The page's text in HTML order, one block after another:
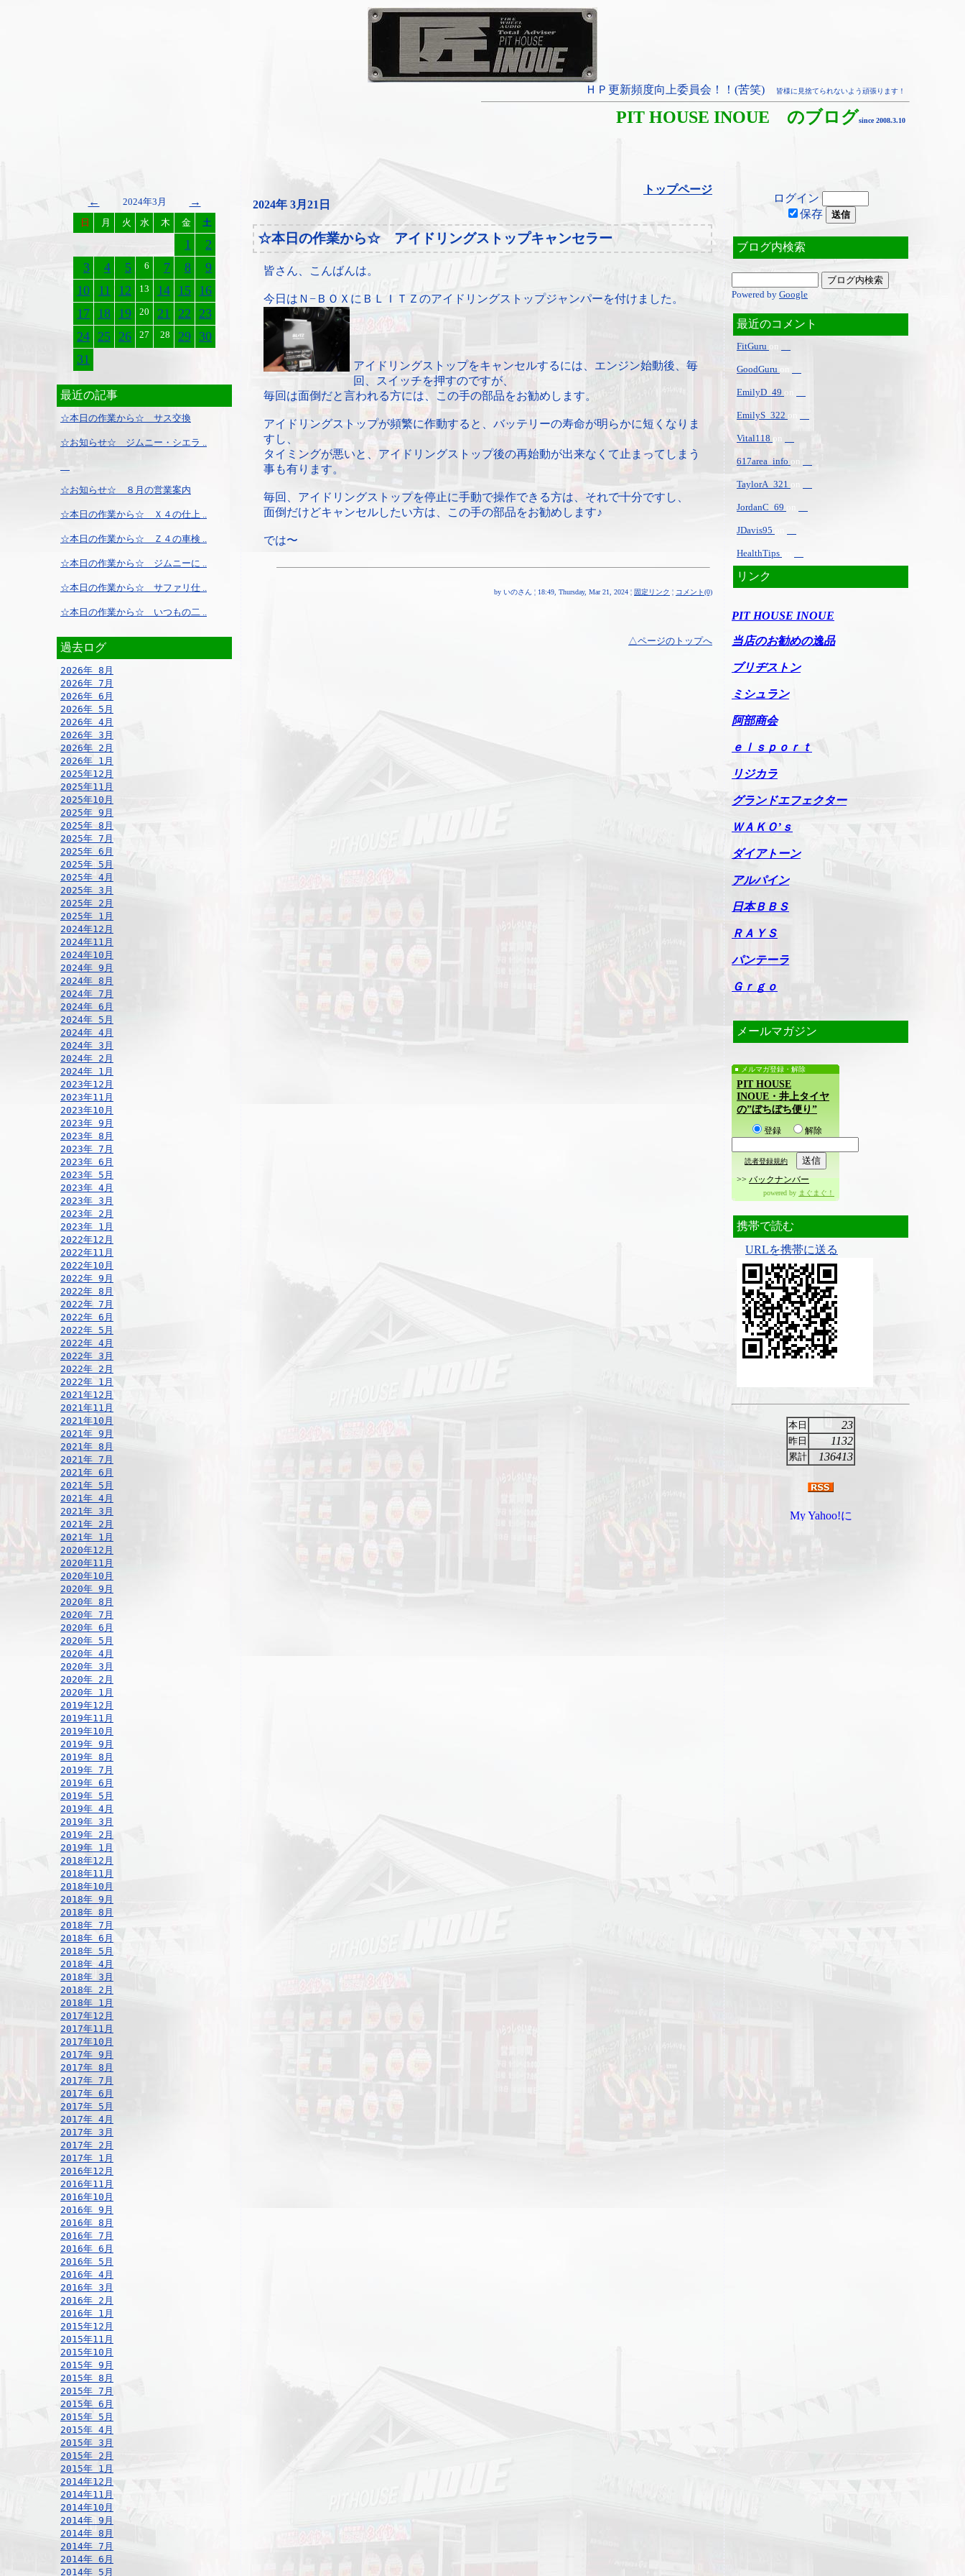
ＨＰ更新頻度向上委員会！！(苦笑) 皆様に見捨てられないよう頑張ります！
PIT HOUSE INOUE のブログsince 2008.3.10
← 2024年3月 →
日 月 火 水 木 金 土
1
2
3
4 5 6 7 8
9
10
11 12 13 14 15 16
17 18 19 20 21 22 23
24 25 26 27 28 29 30
31
最近の記事
☆本日の作業から☆ サス交換
☆お知らせ☆ ジムニー・シエラ ..
☆お知らせ☆ ８月の営業案内
☆本日の作業から☆ Ｘ４の仕上 ..
☆本日の作業から☆ Ｚ４の車検 ..
☆本日の作業から☆ ジムニーに ..
☆本日の作業から☆ サファリ仕 ..
☆本日の作業から☆ いつもの二 ..
過去ログ
2026年 8月
2026年 7月
2026年 6月
2026年 5月
2026年 4月
2026年 3月
2026年 2月
2026年 1月
2025年12月
2025年11月
2025年10月
2025年 9月
2025年 8月
2025年 7月
2025年 6月
2025年 5月
2025年 4月
2025年 3月
2025年 2月
2025年 1月
2024年12月
2024年11月
2024年10月
2024年 9月
2024年 8月
2024年 7月
2024年 6月
2024年 5月
2024年 4月
2024年 3月
2024年 2月
2024年 1月
2023年12月
2023年11月
2023年10月
2023年 9月
2023年 8月
2023年 7月
2023年 6月
2023年 5月
2023年 4月
2023年 3月
2023年 2月
2023年 1月
2022年12月
2022年11月
2022年10月
2022年 9月
2022年 8月
2022年 7月
2022年 6月
2022年 5月
2022年 4月
2022年 3月
2022年 2月
2022年 1月
2021年12月
2021年11月
2021年10月
2021年 9月
2021年 8月
2021年 7月
2021年 6月
2021年 5月
2021年 4月
2021年 3月
2021年 2月
2021年 1月
2020年12月
2020年11月
2020年10月
2020年 9月
2020年 8月
2020年 7月
2020年 6月
2020年 5月
2020年 4月
2020年 3月
2020年 2月
2020年 1月
2019年12月
2019年11月
2019年10月
2019年 9月
2019年 8月
2019年 7月
2019年 6月
2019年 5月
2019年 4月
2019年 3月
2019年 2月
2019年 1月
2018年12月
2018年11月
2018年10月
2018年 9月
2018年 8月
2018年 7月
2018年 6月
2018年 5月
2018年 4月
2018年 3月
2018年 2月
2018年 1月
2017年12月
2017年11月
2017年10月
2017年 9月
2017年 8月
2017年 7月
2017年 6月
2017年 5月
2017年 4月
2017年 3月
2017年 2月
2017年 1月
2016年12月
2016年11月
2016年10月
2016年 9月
2016年 8月
2016年 7月
2016年 6月
2016年 5月
2016年 4月
2016年 3月
2016年 2月
2016年 1月
2015年12月
2015年11月
2015年10月
2015年 9月
2015年 8月
2015年 7月
2015年 6月
2015年 5月
2015年 4月
2015年 3月
2015年 2月
2015年 1月
2014年12月
2014年11月
2014年10月
2014年 9月
2014年 8月
2014年 7月
2014年 6月
2014年 5月
トップページ
2024年 3月21日
☆本日の作業から☆ アイドリングストップキャンセラー
皆さん、こんばんは。
今日はＮ−ＢＯＸにＢＬＩＴＺのアイドリングストップジャンパーを付けました。
アイドリングストップをキャンセルするには、エンジン始動後、毎
回、スイッチを押すのですが、
毎回は面倒だと言われる方には、この手の部品をお勧めします。
アイドリングストップが頻繁に作動すると、バッテリーの寿命が明らかに短くなりま
すし、
タイミングが悪いと、アイドリングストップ後の再始動が出来なくて止まってしまう
事も有ります。
毎回、アイドリングストップを停止に手動で操作できる方は、それで十分ですし、
面倒だけどキャンセルしたい方は、この手の部品をお勧めします♪
では〜
by いのさん ¦ 18:49, Thursday, Mar 21, 2024 ¦ 固定リンク ¦ コメント(0)
△ページのトップへ
ログイン
保存
ブログ内検索
Powered by Google
最近のコメント
FitGuru on
GoodGuru on
EmilyD_49 on
EmilyS_322 on
Vital118 on
617area_info on
TaylorA_321 on
JordanC_69
JDavis95
HealthTips
リンク
PIT HOUSE INOUE
当店のお勧めの逸品
ブリヂストン
ミシュラン
阿部商会
ｅｌｓｐｏｒｔ
リジカラ
グランドエフェクター
ＷＡＫＯ’ｓ
ダイアトーン
アルパイン
日本ＢＢＳ
ＲＡＹＳ
パンテーラ
Ｇｒｇｏ
メールマガジン
メルマガ登録・解除
PIT HOUSE
INOUE・井上タイヤ
の”ぼちぼち便り”
登録 解除
読者登録規約
>> バックナンバー
powered by まぐまぐ！
携帯で読む
URLを携帯に送る
本日 23
昨日 1132
累計 136413